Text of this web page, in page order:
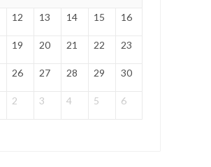
12 13 14 15 16
19 20 21 22 23
26 27 28 29 30
2 3 4 5 6